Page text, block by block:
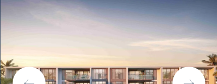
рассылок
Согласен с
по обработке